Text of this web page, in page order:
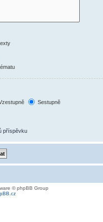
Sestupně
příspěvku
© phpBB Group